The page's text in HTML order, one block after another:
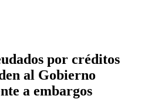
por créditos
al Gobierno
a embargos